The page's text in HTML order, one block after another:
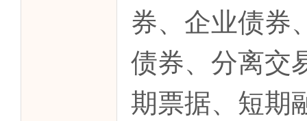
券、企业债券
债券、分离交
期票据、短期